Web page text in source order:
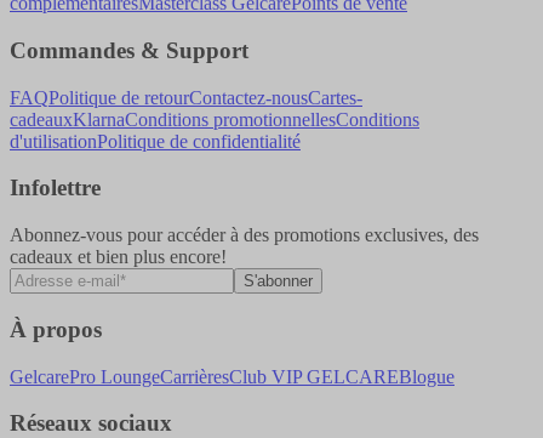
Commandes & Support
FAQPolitique de retourContactez-nousCartes-
cadeauxKlarnaConditions promotionnellesConditions
d'utilisationPolitique de confidentialité
Infolettre
Abonnez-vous pour accéder à des promotions exclusives, des
cadeaux et bien plus encore!
S'abonner
À propos
GelcarePro LoungeCarrièresClub VIP GELCAREBlogue
Réseaux sociaux